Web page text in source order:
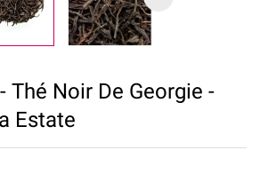
Thé Noir De Georgie -
Estate